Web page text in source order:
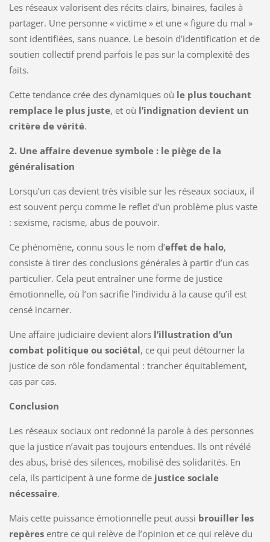
Les réseaux valorisent des récits clairs, binaires, faciles à
partager. Une personne « victime » et une « figure du mal »
sont identifiées, sans nuance. Le besoin d'identification et de
soutien collectif prend parfois le pas sur la complexité des
faits.
Cette tendance crée des dynamiques où le plus touchant
remplace le plus juste, et où l’indignation devient un
critère de vérité.
2. Une affaire devenue symbole : le piège de la
généralisation
Lorsqu’un cas devient très visible sur les réseaux sociaux, il
est souvent perçu comme le reflet d’un problème plus vaste
: sexisme, racisme, abus de pouvoir.
Ce phénomène, connu sous le nom d’effet de halo,
consiste à tirer des conclusions générales à partir d’un cas
particulier. Cela peut entraîner une forme de justice
émotionnelle, où l’on sacrifie l’individu à la cause qu’il est
censé incarner.
Une affaire judiciaire devient alors l’illustration d’un
combat politique ou sociétal, ce qui peut détourner la
justice de son rôle fondamental : trancher équitablement,
cas par cas.
Conclusion
Les réseaux sociaux ont redonné la parole à des personnes
que la justice n’avait pas toujours entendues. Ils ont révélé
des abus, brisé des silences, mobilisé des solidarités. En
cela, ils participent à une forme de justice sociale
nécessaire.
Mais cette puissance émotionnelle peut aussi brouiller les
repèresentre ce qui relève de l’opinion et ce qui relève du